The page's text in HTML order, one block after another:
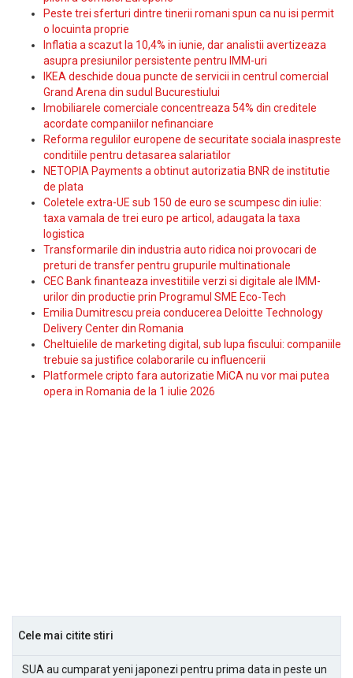
Peste trei sferturi dintre tinerii romani spun ca nu isi permit
o locuinta proprie
Inflatia a scazut la 10,4% in iunie, dar analistii avertizeaza
asupra presiunilor persistente pentru IMM-uri
IKEA deschide doua puncte de servicii in centrul comercial
Grand Arena din sudul Bucurestiului
Imobiliarele comerciale concentreaza 54% din creditele
acordate companiilor nefinanciare
Reforma regulilor europene de securitate sociala inaspreste
conditiile pentru detasarea salariatilor
NETOPIA Payments a obtinut autorizatia BNR de institutie
de plata
Coletele extra-UE sub 150 de euro se scumpesc din iulie:
taxa vamala de trei euro pe articol, adaugata la taxa
logistica
Transformarile din industria auto ridica noi provocari de
preturi de transfer pentru grupurile multinationale
CEC Bank finanteaza investitiile verzi si digitale ale IMM-
urilor din productie prin Programul SME Eco-Tech
Emilia Dumitrescu preia conducerea Deloitte Technology
Delivery Center din Romania
Cheltuielile de marketing digital, sub lupa fiscului: companiile
trebuie sa justifice colaborarile cu influencerii
Platformele cripto fara autorizatie MiCA nu vor mai putea
opera in Romania de la 1 iulie 2026
Cele mai citite stiri
SUA au cumparat yeni japonezi pentru prima data in peste un